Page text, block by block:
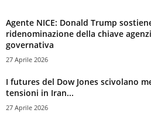
Agente NICE: Donald Trump
ridenominazione della chiave
governativa
27 Aprile 2026
I futures del Dow Jones scivolano
tensioni in Iran...
27 Aprile 2026